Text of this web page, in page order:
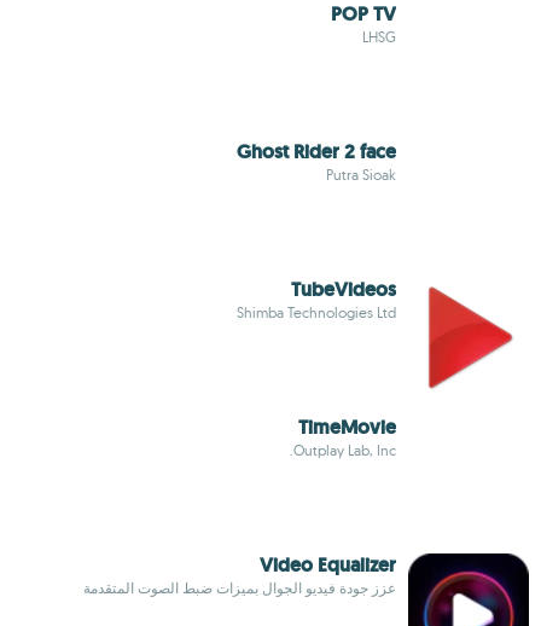
POP TV
LHSG
Ghost Rider 2 face
Putra Sioak
TubeVideos
Shimba Technologies Ltd
TimeMovie
Outplay Lab, Inc.
Video Equalizer
عزز جودة فيديو الجوال بميزات ضبط الصوت المتقدمة